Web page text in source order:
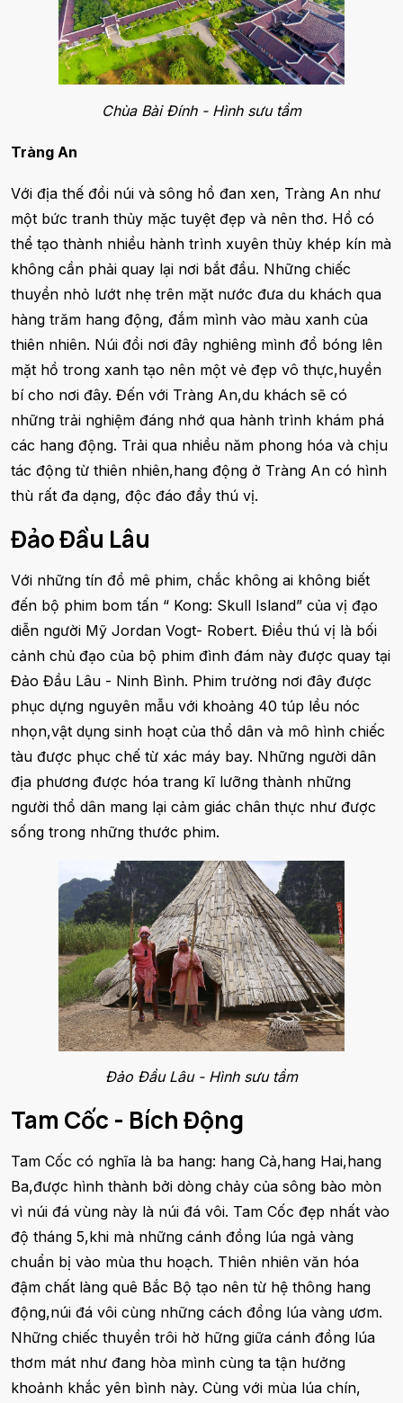
Chùa Bài Đính - Hình sưu tầm
Tràng An
Với địa thế đồi núi và sông hồ đan xen, Tràng An như
một bức tranh thủy mặc tuyệt đẹp và nên thơ. Hồ có
thể tạo thành nhiều hành trình xuyên thủy khép kín mà
không cần phải quay lại nơi bắt đầu. Những chiếc
thuyền nhỏ lướt nhẹ trên mặt nước đưa du khách qua
hàng trăm hang động, đắm mình vào màu xanh của
thiên nhiên. Núi đồi nơi đây nghiêng mình đổ bóng lên
mặt hồ trong xanh tạo nên một vẻ đẹp vô thực,huyền
bí cho nơi đây. Đến với Tràng An,du khách sẽ có
những trải nghiệm đáng nhớ qua hành trình khám phá
các hang động. Trải qua nhiều năm phong hóa và chịu
tác động từ thiên nhiên,hang động ở Tràng An có hình
thù rất đa dạng, độc đáo đầy thú vị.
Đảo Đầu Lâu
Với những tín đồ mê phim, chắc không ai không biết
đến bộ phim bom tấn “ Kong: Skull Island” của vị đạo
diễn người Mỹ Jordan Vogt- Robert. Điều thú vị là bối
cảnh chủ đạo của bộ phim đình đám này được quay tại
Đảo Đầu Lâu - Ninh Bình. Phim trường nơi đây được
phục dựng nguyên mẫu với khoảng 40 túp lều nóc
nhọn,vật dụng sinh hoạt của thổ dân và mô hình chiếc
tàu được phục chế từ xác máy bay. Những người dân
địa phương được hóa trang kĩ lưỡng thành những
người thổ dân mang lại cảm giác chân thực như được
sống trong những thước phim.
Đảo Đầu Lâu - Hình sưu tầm
Tam Cốc - Bích Động
Tam Cốc có nghĩa là ba hang: hang Cả,hang Hai,hang
Ba,được hình thành bởi dòng chảy của sông bào mòn
vì núi đá vùng này là núi đá vôi. Tam Cốc đẹp nhất vào
độ tháng 5,khi mà những cánh đồng lúa ngả vàng
chuẩn bị vào mùa thu hoạch. Thiên nhiên văn hóa
đậm chất làng quê Bắc Bộ tạo nên từ hệ thông hang
động,núi đá vôi cùng những cách đồng lúa vàng ươm.
Những chiếc thuyền trôi hờ hững giữa cánh đồng lúa
thơm mát như đang hòa mình cùng ta tận hưởng
khoảnh khắc yên bình này. Cùng với mùa lúa chín,